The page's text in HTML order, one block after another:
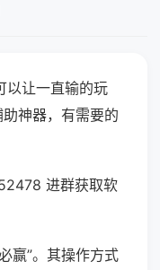
以让一直输的玩
神器，有需要的
进群获取软
赢”。其操作方式